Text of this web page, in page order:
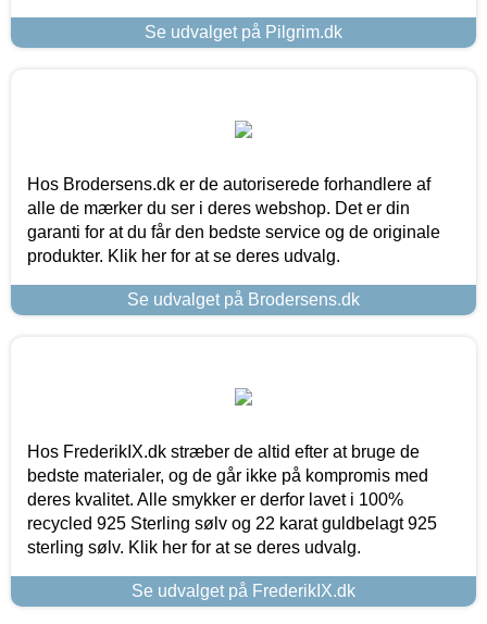
Se udvalget på Pilgrim.dk
Hos Brodersens.dk er de autoriserede forhandlere af
alle de mærker du ser i deres webshop. Det er din
garanti for at du får den bedste service og de originale
produkter. Klik her for at se deres udvalg.
Se udvalget på Brodersens.dk
Hos FrederikIX.dk stræber de altid efter at bruge de
bedste materialer, og de går ikke på kompromis med
deres kvalitet. Alle smykker er derfor lavet i 100%
recycled 925 Sterling sølv og 22 karat guldbelagt 925
sterling sølv. Klik her for at se deres udvalg.
Se udvalget på FrederikIX.dk